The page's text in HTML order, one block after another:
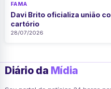
FAMA
Davi Brito oficializa união
cartório
28/07/2026
Diário da Mídia